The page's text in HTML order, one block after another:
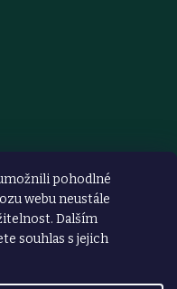
pohodlné
webu neustále
Dalším
souhlas s jejich